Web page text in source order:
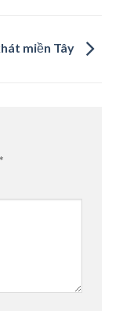
miền Tây
*